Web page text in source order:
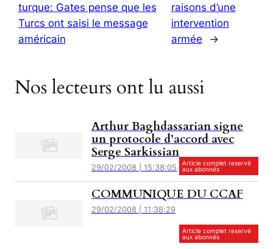
turque: Gates pense que les
Turcs ont saisi le message
américain
raisons d’une
intervention
armée
→
Nos lecteurs ont lu aussi
Arthur Baghdassarian signe
un protocole d’accord avec
Serge Sarkissian
29/02/2008 | 15:38:05
Article complet reservé
aux abonnés
COMMUNIQUE DU CCAF
29/02/2008 | 11:38:29
Article complet reservé
aux abonnés